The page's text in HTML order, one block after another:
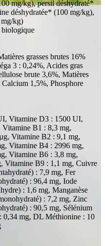
mg/kg), persil déshydraté*
déshydratée* (100 mg/kg),
kg)
biologique
grasses brutes 16%
3 : 0,24%, Acides gras
brute 3,6%, Matières
1,5%, Phosphore
Vitamine D3 : 1500 UI,
B1 : 8,3 mg,
Vitamine B2 : 9,1 mg,
Vitamine B4 : 2996 mg,
Vitamine B6 : 3,8 mg,
Vitamine B9 : 1,1 mg, Cuivre
: 7,9 mg, Fer
: 96,4 mg, Iode
: 1,6 mg, Manganèse
: 7,2 mg, Zinc
: 90,5 mg, Sélénium
0,34 mg, DL Méthionine : 10